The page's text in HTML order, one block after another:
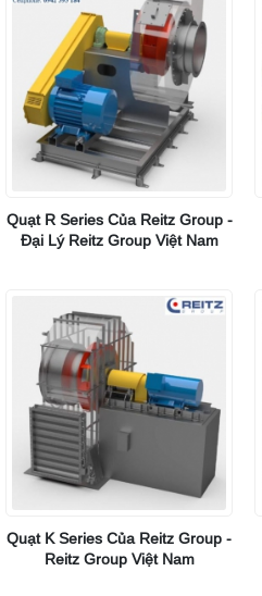
Quạt R Series Của Reitz Group -
Đại Lý Reitz Group Việt Nam
Quạt K Series Của Reitz Group -
Reitz Group Việt Nam